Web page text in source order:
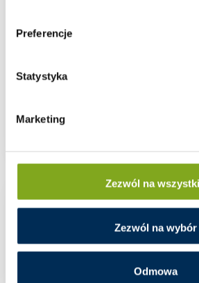
Preferencje
Statystyka
Marketing
Zezwól na
Zezwól na wybór
Odmowa
Wysokonapięciowy magazyn